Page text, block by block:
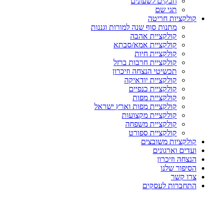
תגי שם
קולקציות חריטה
מתנות סוף שנה למורות וגננות
קולקציית אהבה
קולקציית אמא/סבתא
קולקציית חיות
קולקציית חרבות ברזל
תכשיטי הנצחה וזיכרון
קולקציית יודאיקה
קולקציית כנפיים
קולקציית מפות
קולקציית מפות וארץ ישראל
קולקציית מקצועות
קולקציית משפחה
קולקציית ספורט
קולקציות משובצים
ועדים וארגונים
הנצחה וזיכרון
הסיפור שלנו
צרו קשר
התחברות לעסקים